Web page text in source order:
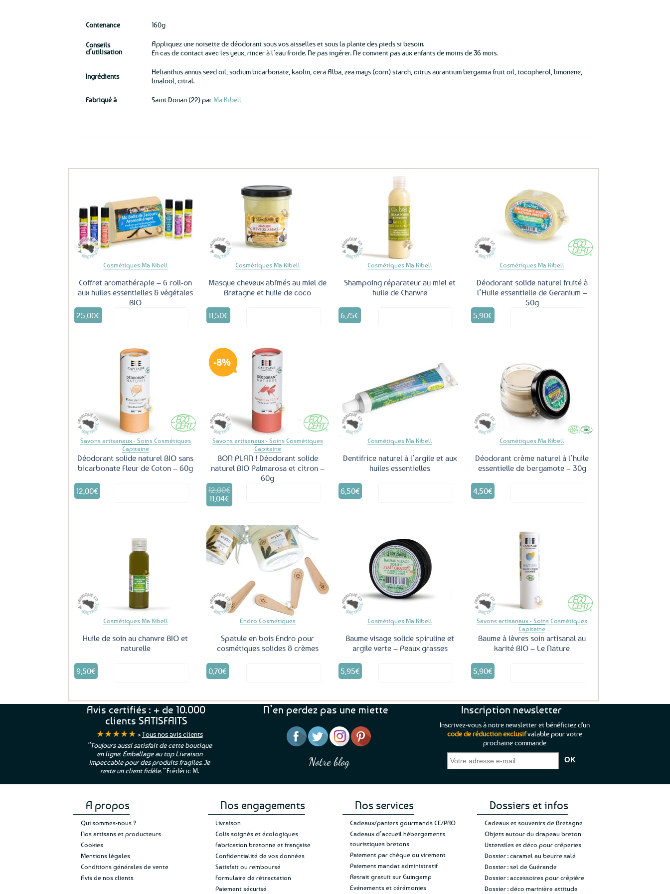
Contenance 160g
Conseils
d’utilisation
Appliquez une noisette de déodorant sous vos aisselles et sous la plante des pieds si besoin.
En cas de contact avec les yeux, rincer à l’eau froide. Ne pas ingérer. Ne convient pas aux enfants de moins de 36 mois.
Ingrédients
Helianthus annus seed oil, sodium bicarbonate, kaolin, cera Alba, zea mays (corn) starch, citrus aurantium bergamia fruit oil, tocopherol, limonene,
linalool, citral.
Fabriqué à Saint Donan (22) par Ma Kibell
Ajouter
aux
favoris
Cosmétiques Ma Kibell
Coffret aromathérapie – 6 roll-on
aux huiles essentielles & végétales
BIO
25,00€
Cosmétiques Ma Kibell
Masque cheveux abîmés au miel de
Bretagne et huile de coco
11,50€
Cosmétiques Ma Kibell
Shampoing réparateur au miel et
huile de Chanvre
6,75€
Cosmétiques Ma Kibell
Déodorant solide naturel fruité à
l’Huile essentielle de Geranium –
50g
5,90€
Savons artisanaux - Soins Cosmétiques
Capitaine
Déodorant solide naturel BIO sans
bicarbonate Fleur de Coton – 60g
12,00€
8%
Savons artisanaux - Soins Cosmétiques
Capitaine
BON PLAN ! Déodorant solide
naturel BIO Palmarosa et citron –
60g
12,00€
Le
prix
initial
11,04€
Le
est :
11,04€.
Ajouter
aux
Cosmétiques Ma Kibell
Dentifrice naturel à l’argile et aux
huiles essentielles
6,50€
Cosmétiques Ma Kibell
Déodorant crème naturel à l’huile
essentielle de bergamote – 30g
4,50€
Cosmétiques Ma Kibell
Huile de soin au chanvre BIO et
naturelle
9,50€
Ajouter
aux
favoris
Endro Cosmétiques
Spatule en bois Endro pour
cosmétiques solides & crèmes
0,70€
Cosmétiques Ma Kibell
Baume visage solide spiruline et
argile verte – Peaux grasses
5,95€
Savons artisanaux - Soins Cosmétiques
Capitaine
Baume à lèvres soin artisanal au
karité BIO – Le Nature
5,90€
Avis certifiés : + de 10.000
clients SATISFAITS
★★★★★ >Tous nos avis clients
“Toujours aussi satisfait de cette boutique
en ligne. Emballage au top Livraison
impeccable pour des produits fragiles. Je
reste un client fidèle.”Frédéric M.
“Une boutique que je recommande pour
leur sérieux, des bons et beaux produits
et une équipe à l’écoute :-)”Patricia M.
“J’ai mis 5 étoiles parce que je pouvais pas
en mettre 6 ;)
Je suis plus que satisfaite de mon achat et
de ma livraison. Ne changez rien”Jade C.
“C’est agréable et tout aussi rassurant
de constater qu’il n’y a pas de petite
commande, mais un client à satisfaire.”
N’en perdez pas une miette
Notre blog
Inscription newsletter
Inscrivez-vous à notre newsletter et bénéficiez d'un
code de réduction exclusifvalable pour votre
prochaine commande
A propos
Qui sommes-nous ?
Nos artisans et producteurs
Cookies
Mentions légales
Conditions générales de vente
Avis de nos clients
Nos engagements
Livraison
Colis soignés et écologiques
Fabrication bretonne et française
Confidentialité de vos données
Satisfait ou remboursé
Formulaire de rétractation
Paiement sécurisé
Nos services
Cadeaux/paniers gourmands CE/PRO
Cadeaux d’accueil hébergements
touristiques bretons
Paiement par chèque ou virement
Paiement mandat administratif
Retrait gratuit sur Guingamp
Evénements et cérémonies
Dossiers et infos
Cadeaux et souvenirs de Bretagne
Objets autour du drapeau breton
Ustensiles et déco pour crêperies
Dossier : caramel au beurre salé
Dossier : sel de Guérande
Dossier : accessoires pour crêpière
Dossier : déco marinière attitude